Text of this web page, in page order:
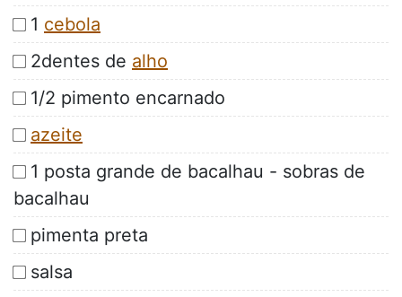
1 cebola
2dentes de alho
1/2 pimento encarnado
azeite
1 posta grande de bacalhau - sobras de
bacalhau
pimenta preta
salsa